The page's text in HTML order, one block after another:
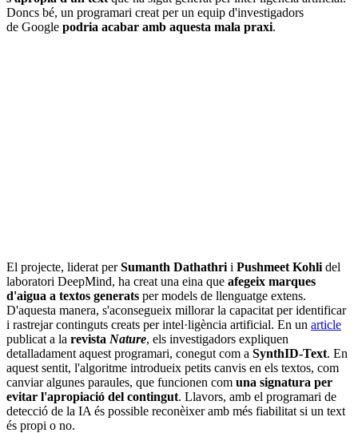
Doncs bé, un programari creat per un equip d'investigadors
de Google podria acabar amb aquesta mala praxi.
El projecte, liderat perSumanth Dathathri i Pushmeet Kohli del
laboratori DeepMind, ha creat una eina que afegeix marques
d'aigua a textos generats per models de llenguatge extens.
D'aquesta manera, s'aconsegueix millorar la capacitat per identificar
i rastrejar continguts creats per intel·ligència artificial. En un article
publicat a la revista Nature, els investigadors expliquen
detalladament aquest programari, conegut com a SynthID-Text. En
aquest sentit, l'algoritme introdueix petits canvis en els textos, com
canviar algunes paraules, que funcionen com una signatura per
evitar l'apropiació del contingut. Llavors, amb el programari de
detecció de la IA és possible reconèixer amb més fiabilitat si un text
és propi o no.